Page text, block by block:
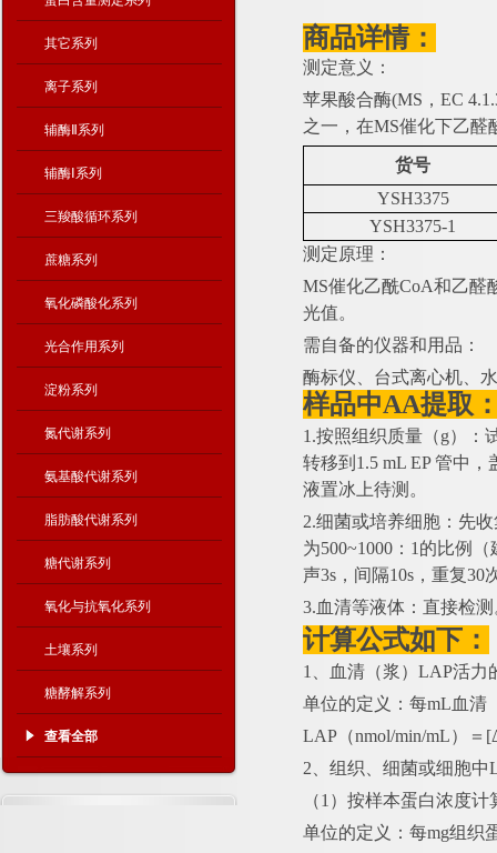
其它系列
离子系列
辅酶Ⅱ系列
辅酶Ⅰ系列
三羧酸循环系列
蔗糖系列
氧化磷酸化系列
光合作用系列
淀粉系列
氮代谢系列
氨基酸代谢系列
脂肪酸代谢系列
糖代谢系列
氧化与抗氧化系列
土壤系列
糖酵解系列
查看全部
商品详情：
测定意义：
苹果酸合酶(MS，EC
之一，在MS催化下乙
货号
YSH3375
YSH3375-1
测定原理：
MS催化乙酰CoA和乙醛
光值。
需自备的仪器和用品：
酶标仪、台式离心机、
样品中AA提取
1.按照组织质量（g）：
转移到1.5 mL EP 管中
液置冰上待测。
2.细菌或培养细胞：先
为500~1000：1的比例
声3s，间隔10s，重复
3.血清等液体：直接检测
计算公式如下：
1、血清（浆）LAP活力
单位的定义：每mL血清
LAP（nmol/min/mL）＝
2、组织、细菌或细胞中
（1）按样本蛋白浓度计
单位的定义：每mg组织